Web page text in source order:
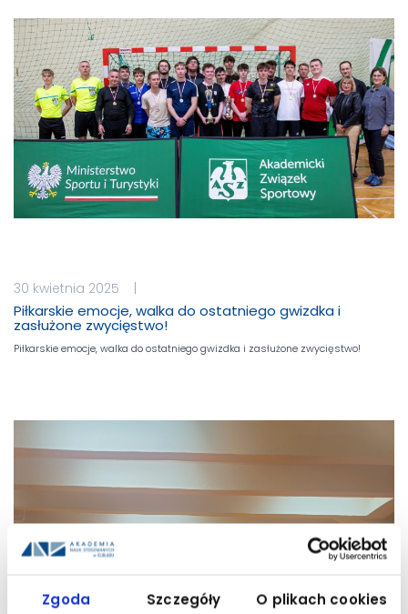
Zgoda Szczegóły O plikach cookies
30 kwietnia 2025 |
Piłkarskie emocje, walka do ostatniego gwizdka i
zasłużone zwycięstwo!
Piłkarskie emocje, walka do ostatniego gwizdka i zasłużone zwycięstwo!